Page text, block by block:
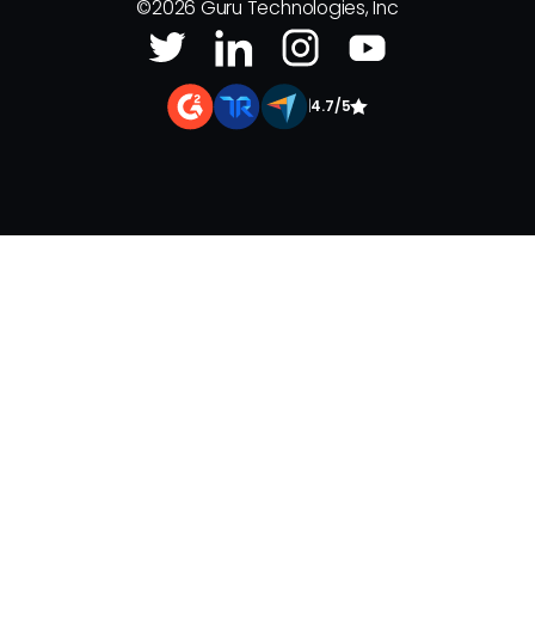
©2026 Guru Technologies, Inc
4.7/5